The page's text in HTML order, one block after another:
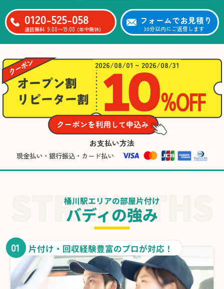
0120-525-058
通話無料 9:00〜19:00 (年中無休)
フォームでお見積り
30分以内にご返信します
2026/08/01 ~ 2026/08/31
お支払い方法
現金払い・銀行振込・カード払い
桶川駅エリアの部屋片付け
バディの強み
01 片付け・回収経験豊富のプロが対応！